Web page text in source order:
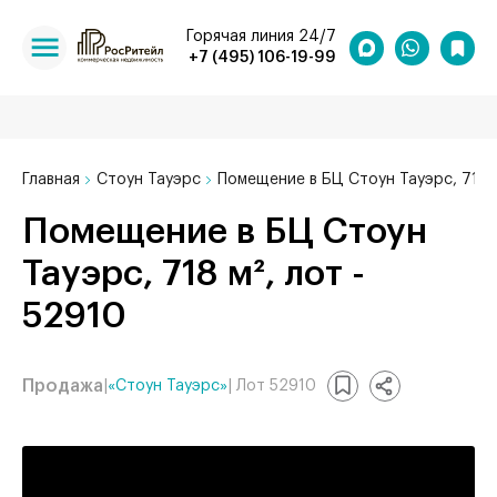
+7 (495) 106-19-99
Горячая линия 24/7
Главная Стоун Тауэрс Помещение в БЦ Стоун Тауэрс, 718
Помещение в БЦ Стоун
Тауэрс, 718 м², лот -
52910
Продажа «Стоун Тауэрс» | Лот 52910